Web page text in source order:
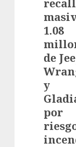
recall
1.08
de
y
por